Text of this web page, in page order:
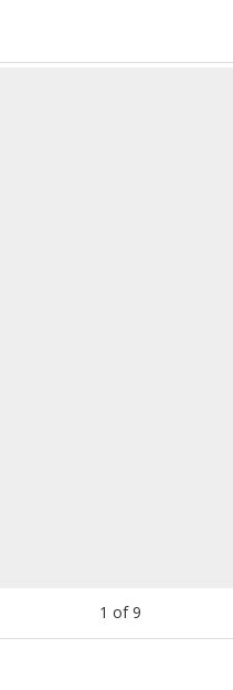
1 of 9